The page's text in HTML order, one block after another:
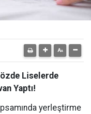
Liselerde
Yaptı!
yerleştirme